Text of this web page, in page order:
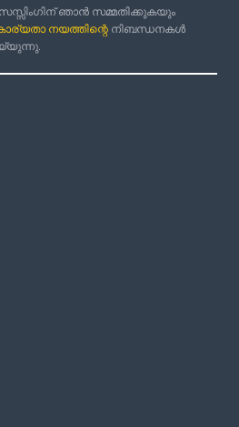
ഞാൻ സമ്മതിക്കുകയും
നയത്തിന്റെ നിബന്ധനകൾ